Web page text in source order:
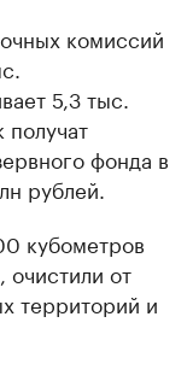
комиссий
5,3 тыс.
получат
фонда в
рублей.
кубометров
от
территорий и